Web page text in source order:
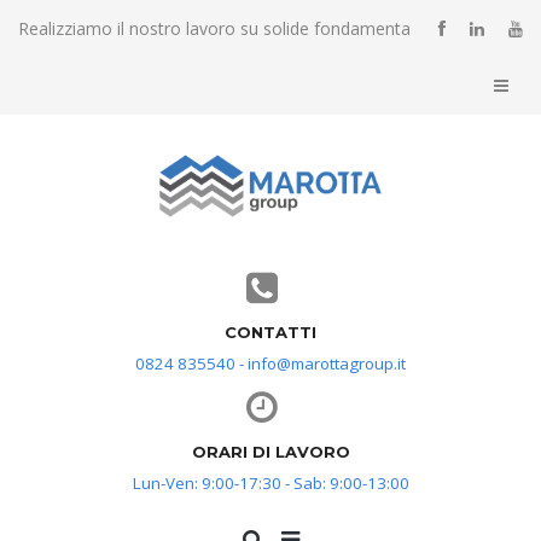
Realizziamo il nostro lavoro su solide fondamenta
CONTATTI
0824 835540 - info@marottagroup.it
ORARI DI LAVORO
Lun-Ven: 9:00-17:30 - Sab: 9:00-13:00